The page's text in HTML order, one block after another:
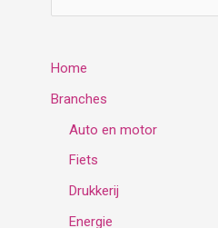
k
e
Home
Branches
Auto en motor
Fiets
Drukkerij
Energie